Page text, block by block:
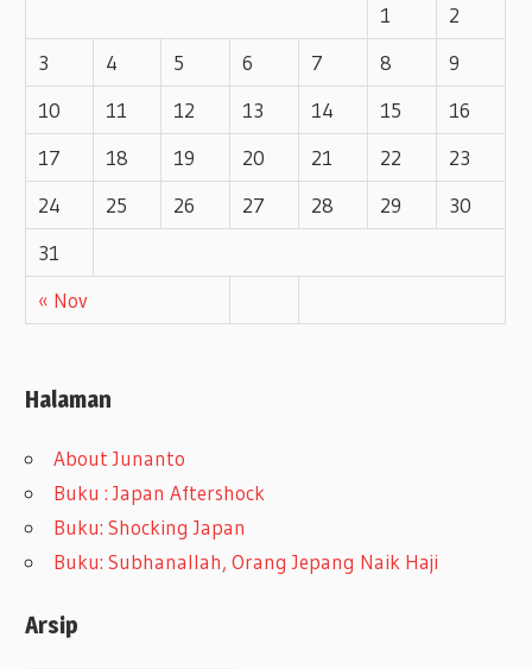
« Nov
1
2
3
4 5 6 7 8
9
10
11 12 13 14 15
16
17
18 19 20 21 22
23
24
25 26 27 28 29
30
31
Halaman
About Junanto
Buku : Japan Aftershock
Buku: Shocking Japan
Buku: Subhanallah, Orang Jepang Naik Haji
Arsip